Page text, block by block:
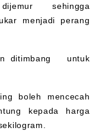
dijemur sehingga
menjadi perang
ditimbang untuk
boleh mencecah
kepada harga